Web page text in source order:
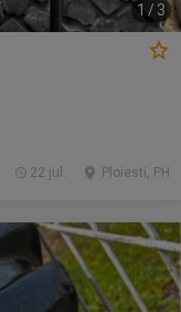
1 / 3
Ploiesti, PH
22 jul.